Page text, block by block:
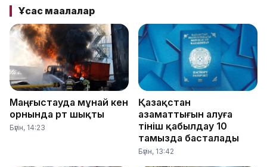
Ұқсас мақалалар
Маңғыстауда мұнай кен
орнында өрт шықты
Бүгін, 14:23
Қазақстан
азаматтығын алуға
өтініш қабылдау 10
тамызда басталады
Бүгін, 13:42